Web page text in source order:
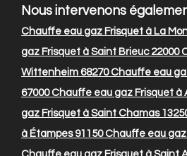
Nous intervenons
Chauffe eau gaz Frisquet à La
gaz Frisquet à Saint Brieuc 22000
Wittenheim 68270Chauffe eau
67000Chauffe eau gaz Frisquet à
gaz Frisquet à Saint Chamas
à Étampes 91150Chauffe eau gaz